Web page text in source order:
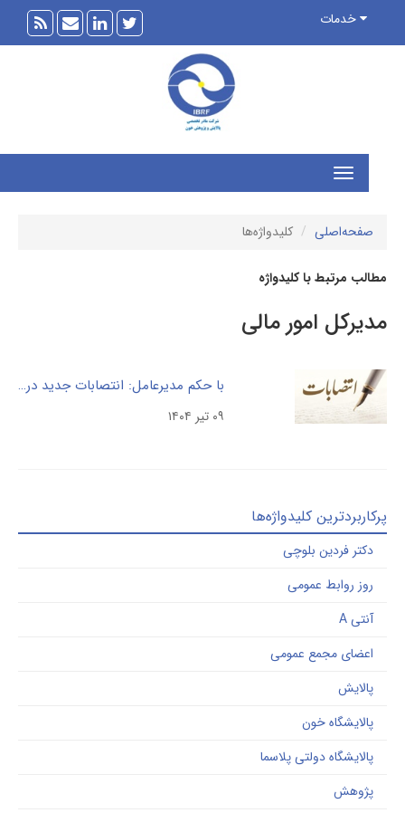
خدمات
کلیدواژه‌ها
مرتبط با کلیدواژه
امور مالی
با حکم مدیرعامل: انتصابات جدید در سطوح مدیریتی شرکت؛ مدیر حوزه مدیرعامل و روابط عمومی، مدیر حقوقی ، مدیرکل امور مالی و مشاور مدیرعامل در امور فنی منصوب شدند
کلیدواژه‌ها
فردین بلوچی
روابط عمومی
مجمع عمومی
خون
دولتی پلاسما